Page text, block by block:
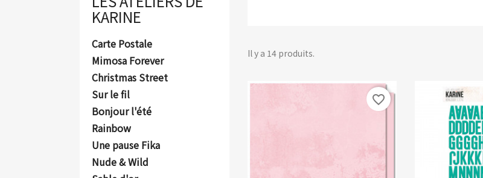
KARINE
Carte Postale
Mimosa Forever
Christmas Street
Sur le fil
Bonjour l'été
Rainbow
Une pause Fika
Nude & Wild
Il y a 14 produits.
favorite_border